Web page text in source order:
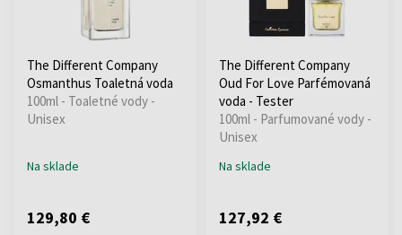
The Different Company
Osmanthus Toaletná voda
100ml - Toaletné vody -
Unisex
Na sklade
129,80 €
The Different Company
Oud For Love Parfémovaná
voda - Tester
100ml - Parfumované vody -
Unisex
Na sklade
127,92 €